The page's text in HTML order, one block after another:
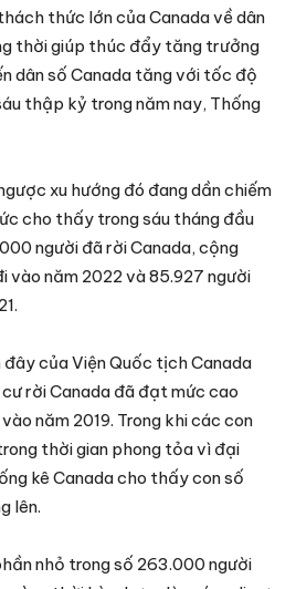
thức lớn của Canada về dân
thời giúp thúc đẩy tăng trưởng
dân số Canada tăng với tốc độ
thập kỷ trong năm nay, Thống
xu hướng đó đang dần chiếm
cho thấy trong sáu tháng đầu
người đã rời Canada, cộng
vào năm 2022 và 85.927 người
của Viện Quốc tịch Canada
rời Canada đã đạt mức cao
năm 2019. Trong khi các con
thời gian phong tỏa vì đại
kê Canada cho thấy con số
lên.
nhỏ trong số 263.000 người